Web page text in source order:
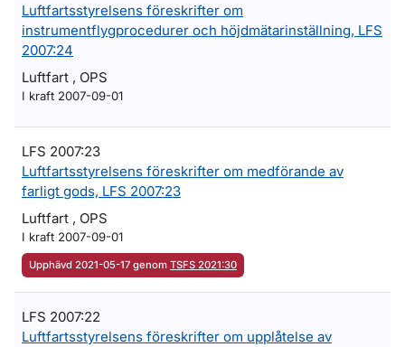
Luftfartsstyrelsens föreskrifter om
instrumentflygprocedurer och höjdmätarinställning, LFS
2007:24
Luftfart , OPS
I kraft 2007-09-01
LFS 2007:23
Luftfartsstyrelsens föreskrifter om medförande av
farligt gods, LFS 2007:23
Luftfart , OPS
I kraft 2007-09-01
Upphävd 2021-05-17 genom TSFS 2021:30
LFS 2007:22
Luftfartsstyrelsens föreskrifter om upplåtelse av